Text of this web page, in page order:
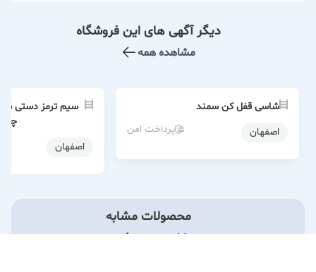
دیگر آگهی های این فروشگاه
مشاهده همه
شاسی قفل کن سمند
اصفهان
پرداخت امن
چپ
اصفهان
محصولات مشابه
مشاهده همه